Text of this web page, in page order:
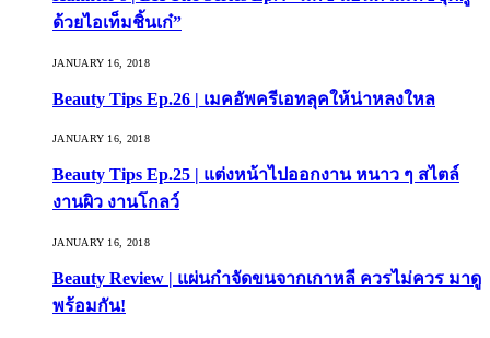
ด้วยไอเท็มชิ้นเก๋”
JANUARY 16, 2018
Beauty Tips Ep.26 | เมคอัพครีเอทลุคให้น่าหลงใหล
JANUARY 16, 2018
Beauty Tips Ep.25 | แต่งหน้าไปออกงาน หนาว ๆ สไตล์
งานผิว งานโกลว์
JANUARY 16, 2018
Beauty Review | แผ่นกำจัดขนจากเกาหลี ควรไม่ควร มาดู
พร้อมกัน!